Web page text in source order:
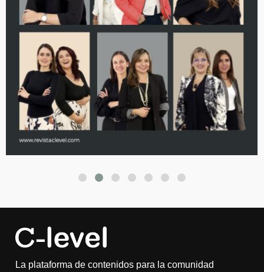
La plataforma de contenidos para la comunidad